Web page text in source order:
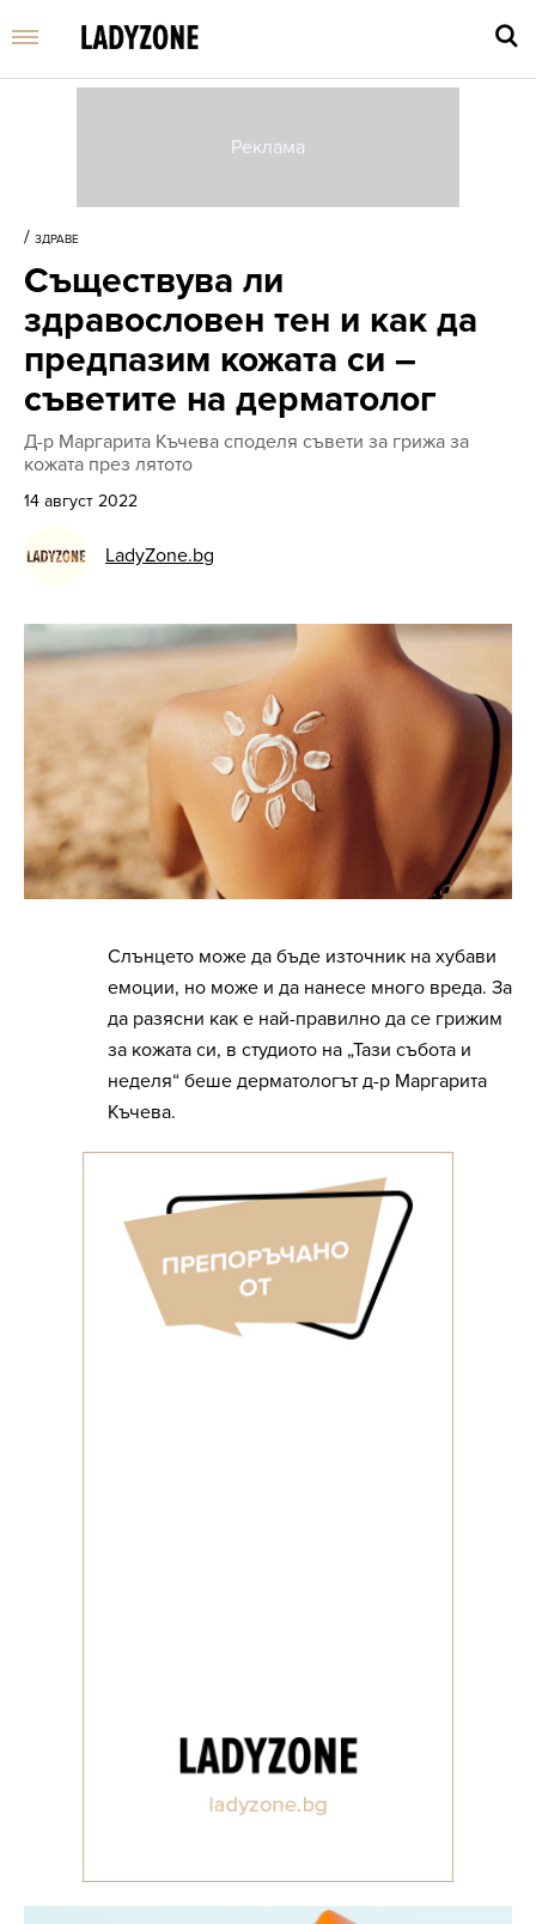
/ ЗДРАВЕ
Съществува ли
здравословен тен и как да
предпазим кожата си –
съветите на дерматолог
Д-р Маргарита Къчева споделя съвети за грижа за
кожата през лятото
14 август 2022
LadyZone.bg
Слънцето може да бъде източник на хубави
емоции, но може и да нанесе много вреда. За
да разясни как е най-правилно да се грижим
за кожата си, в студиото на „Тази събота и
неделя“ беше дерматологът д-р Маргарита
Къчева.